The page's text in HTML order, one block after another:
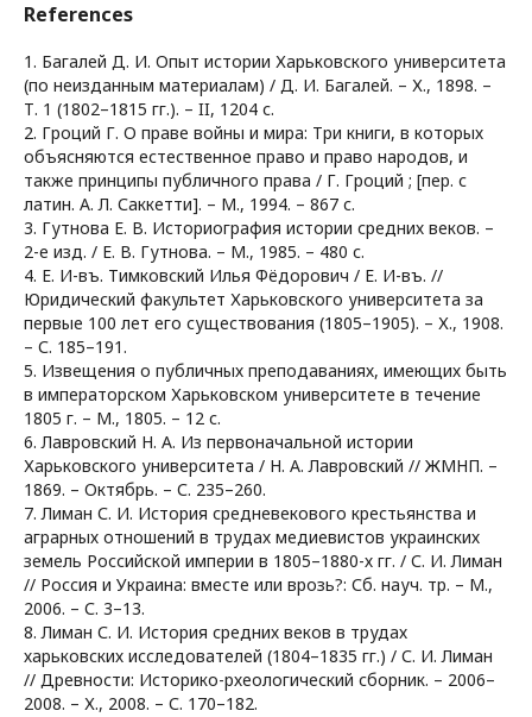
References
1. Багалей Д. И. Опыт истории Харьковского университета
(по неизданным материалам) / Д. И. Багалей. – Х., 1898. –
Т. 1 (1802–1815 гг.). – II, 1204 с.
2. Гроций Г. О праве войны и мира: Три книги, в которых
объясняются естественное право и право народов, и
также принципы публичного права / Г. Гроций ; [пер. с
латин. А. Л. Саккетти]. – М., 1994. – 867 с.
3. Гутнова Е. В. Историография истории средних веков. –
2-е изд. / Е. В. Гутнова. – М., 1985. – 480 с.
4. Е. И-въ. Тимковский Илья Фёдорович / Е. И-въ. //
Юридический факультет Харьковского университета за
первые 100 лет его существования (1805–1905). – Х., 1908.
– С. 185–191.
5. Извещения о публичных преподаваниях, имеющих быть
в императорском Харьковском университете в течение
1805 г. – М., 1805. – 12 с.
6. Лавровский Н. А. Из первоначальной истории
Харьковского университета / Н. А. Лавровский // ЖМНП. –
1869. – Октябрь. – С. 235–260.
7. Лиман С. И. История средневекового крестьянства и
аграрных отношений в трудах медиевистов украинских
земель Российской империи в 1805–1880-х гг. / С. И. Лиман
// Россия и Украина: вместе или врозь?: Сб. науч. тр. – М.,
2006. – С. 3–13.
8. Лиман С. И. История средних веков в трудах
харьковских исследователей (1804–1835 гг.) / С. И. Лиман
// Древности: Историко-рхеологический сборник. – 2006–
2008. – Х., 2008. – С. 170–182.